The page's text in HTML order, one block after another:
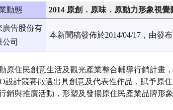
動態 2014 原創．原味．原動力形象視覺
廣告股份有
公司
本新聞稿發佈於2014/04/17，由發
原住民創意生活及觀光產業整合輔導行銷計畫
設計競賽徵選出具創意及代表性作品，賦予原
銷與推廣活動，形塑及發揚原住民產業品牌形象